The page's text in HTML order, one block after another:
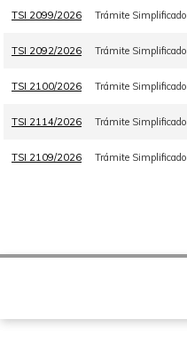
TSI 2099/2026 Trámite Simplificado
TSI 2092/2026 Trámite Simplificado
TSI 2100/2026 Trámite Simplificado
TSI 2114/2026 Trámite Simplificado
TSI 2109/2026 Trámite Simplificado